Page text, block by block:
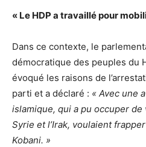
« Le HDP a travaillé pour
Dans ce contexte, le
démocratique des peuples du
évoqué les raisons de
parti et a déclaré : « Avec une
islamique, qui a pu occuper de
Syrie et l’Irak, voulaient
Kobani. »